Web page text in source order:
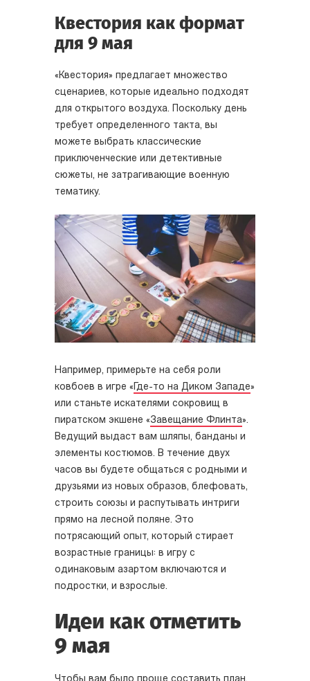
Квестория как формат
для 9 мая
«Квестория» предлагает множество
сценариев, которые идеально подходят
для открытого воздуха. Поскольку день
требует определенного такта, вы
можете выбрать классические
приключенческие или детективные
сюжеты, не затрагивающие военную
тематику.
Например, примерьте на себя роли
ковбоев в игре «Где-то на Диком Западе»
или станьте искателями сокровищ в
пиратском экшене «Завещание Флинта».
Ведущий выдаст вам шляпы, банданы и
элементы костюмов. В течение двух
часов вы будете общаться с родными и
друзьями из новых образов, блефовать,
строить союзы и распутывать интриги
прямо на лесной поляне. Это
потрясающий опыт, который стирает
возрастные границы: в игру с
одинаковым азартом включаются и
подростки, и взрослые.
Идеи как отметить
9 мая